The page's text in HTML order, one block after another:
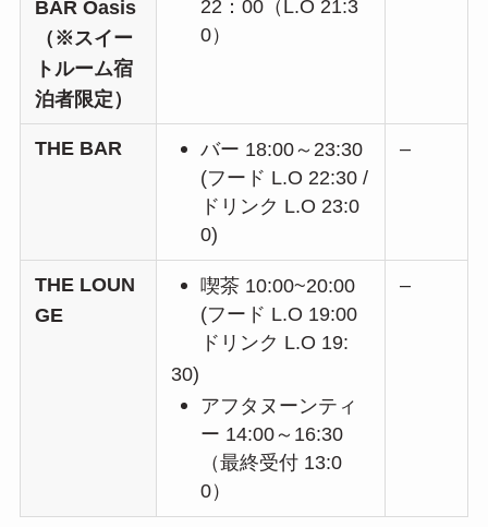
BAR Oasis
（※スイー
トルーム宿
泊者限定）
22：00（L.O 21:3
0）
THE BAR
バー 18:00～23:30
(フード L.O 22:30 /
ドリンク L.O 23:0
0)
–
THE LOUN
GE
喫茶 10:00~20:00
(フード L.O 19:00
ドリンク L.O 19:
30)
アフタヌーンティ
ー 14:00～16:30
（最終受付 13:0
0）
–